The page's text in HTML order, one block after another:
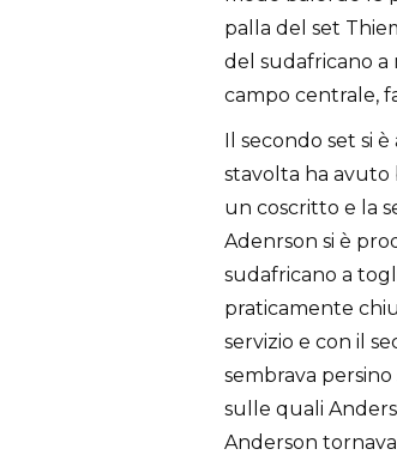
palla del set
del sudafricano a
campo centrale,
Il secondo set si
stavolta ha avuto
un coscritto e la
Adenrson si è
sudafricano a
praticamente
servizio e con il
sembrava
sulle quali
Anderson